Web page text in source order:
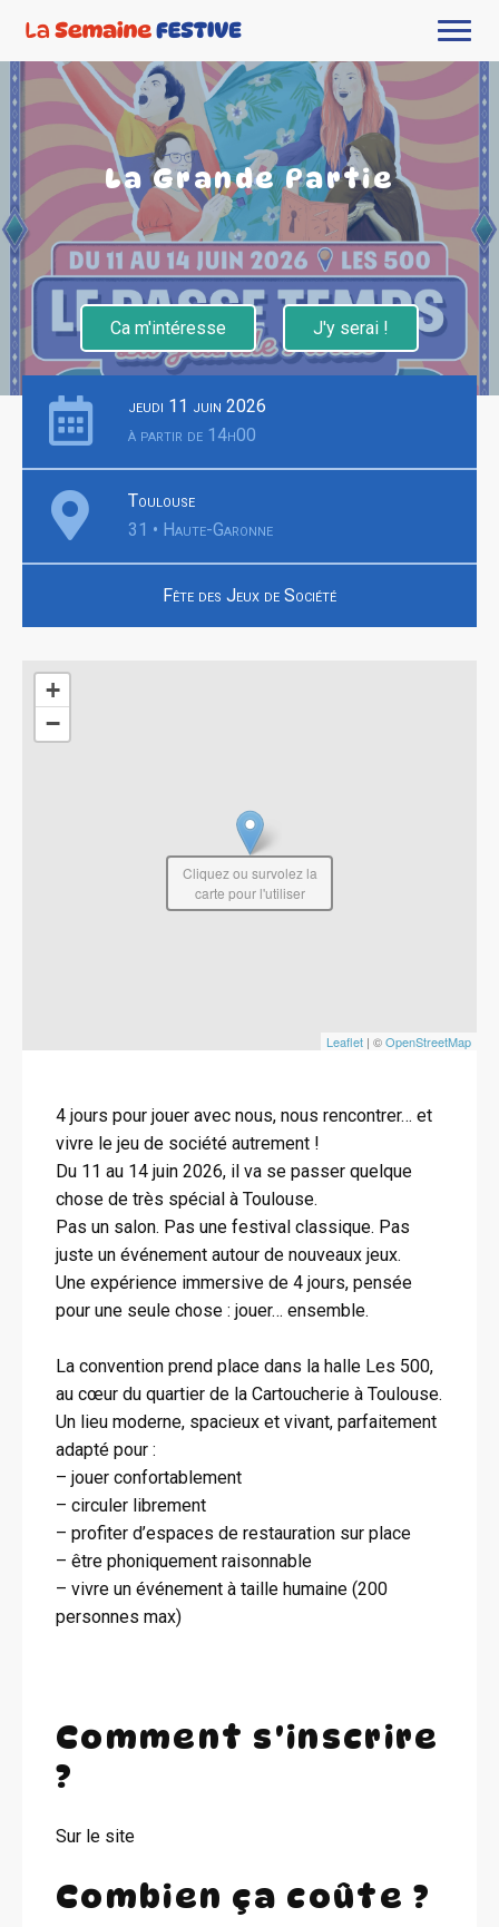
La Grande Partie
Ca m'intéresse J'y serai !
jeudi 11 juin 2026
à partir de 14h00
Toulouse
31 • Haute-Garonne
Fête des Jeux de Société
+
−
Leaflet | ©OpenStreetMap
Cliquez ou survolez la
carte pour l'utiliser
4 jours pour jouer avec nous, nous rencontrer… et
vivre le jeu de société autrement !
Du 11 au 14 juin 2026, il va se passer quelque
chose de très spécial à Toulouse.
Pas un salon. Pas une festival classique. Pas
juste un événement autour de nouveaux jeux.
Une expérience immersive de 4 jours, pensée
pour une seule chose : jouer… ensemble.
La convention prend place dans la halle Les 500,
au cœur du quartier de la Cartoucherie à Toulouse.
Un lieu moderne, spacieux et vivant, parfaitement
adapté pour :
– jouer confortablement
– circuler librement
– profiter d’espaces de restauration sur place
– être phoniquement raisonnable
– vivre un événement à taille humaine (200
personnes max)
Comment s'inscrire
?
Sur le site
Combien ça coûte ?